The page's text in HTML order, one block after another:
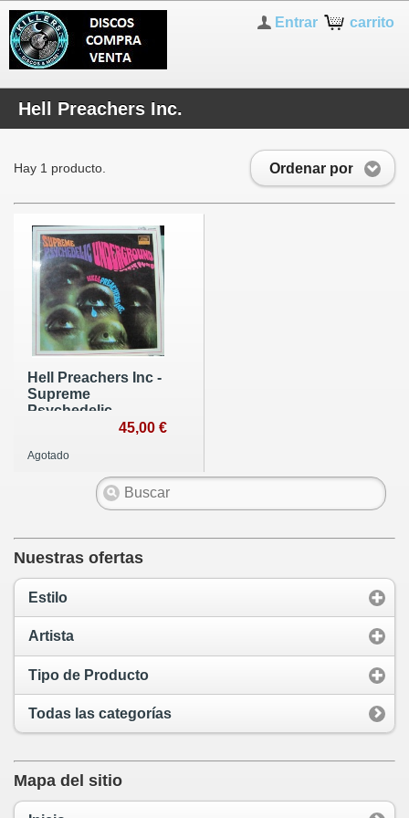
carrito
Entrar
Hell Preachers Inc.
Ordenar por
Hay 1 producto.
Hell Preachers Inc -
Supreme
Psychedelic
Underground.45,00 €
Agotado
Nuestras ofertas
Estilo
Artista
Tipo de Producto
Todas las categorías
Mapa del sitio